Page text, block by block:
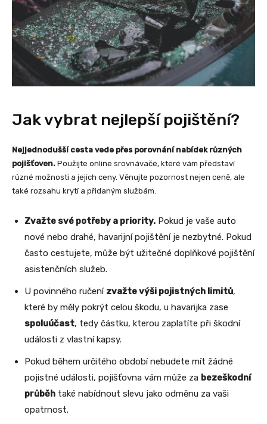
Jak vybrat nejlepší pojištění?
Nejjednodušší cesta vede přes porovnání nabídek různých
pojišťoven. Použijte online srovnávače, které vám představí
různé možnosti a jejich ceny. Věnujte pozornost nejen ceně, ale
také rozsahu krytí a přidaným službám.
Zvažte své potřeby a priority. Pokud je vaše auto
nové nebo drahé, havarijní pojištění je nezbytné. Pokud
často cestujete, může být užitečné doplňkové pojištění
asistenčních služeb.
U povinného ručení zvažte výši pojistných limitů,
které by měly pokrýt celou škodu, u havarijka zase
spoluúčast, tedy částku, kterou zaplatíte při škodní
události z vlastní kapsy.
Pokud během určitého období nebudete mít žádné
pojistné události, pojišťovna vám může za bezeškodní
průběh také nabídnout slevu jako odměnu za vaši
opatrnost.